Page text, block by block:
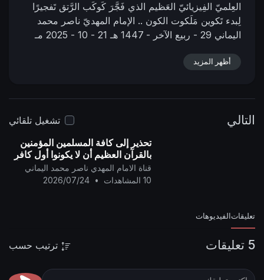
العِلميّ الفِيزيائيّ العَظيم الذي فَجَّرَ كَوكَب الرَّتق تَفجيرًا
لِبدء تَكوين مَلَكوت الكون .. الإمام المهديّ ناصر محمد
اليماني 29 - ربيع الآخر - 1447 هـ
21 - 10 - 2025 مـ
https://nasser-alyamani.org/sh....owthread.php?
أظهر المزيد
التالي
تشغيل تلقائي
تحذير إلى كافة المسلمين المؤمنين
بالقرآن العظيم أن لا يكونوا أول كافرٍ
به ..
قناة الامام المهدي ناصر محمد اليماني
10 المشاهدات
•
2026/07/24
تعليقات الفيديوهات
5 تعليقات ترتيب حسب